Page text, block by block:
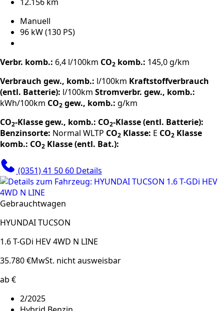
Manuell
96 kW (130 PS)
Verbr. komb.: 6,4 l/100km CO2 komb.: 145,0 g/km
Verbrauch gew., komb.: l/100km Kraftstoffverbrauch
(entl. Batterie): l/100km Stromverbr. gew., komb.:
kWh/100km CO2 gew., komb.: g/km
CO2-Klasse gew., komb.: CO2-Klasse (entl. Batterie):
Benzinsorte: Normal WLTP CO2 Klasse: E CO2 Klasse
komb.: CO2 Klasse (entl. Bat.):
(0351) 41 50 60 Details
Gebrauchtwagen
HYUNDAI TUCSON
1.6 T-GDi HEV 4WD N LINE
35.780 €MwSt. nicht ausweisbar
ab €
2/2025